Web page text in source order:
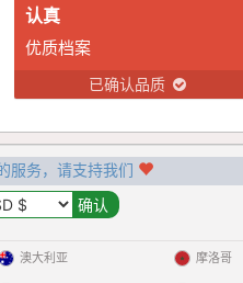
认真
优质档案
已确认品质
服务，请支持我们
澳大利亚 摩洛哥